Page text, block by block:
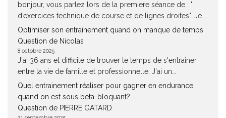
bonjour, vous parlez lors de la premiere séance de : "
d’exercices technique de course et de lignes droites". Je...
Optimiser son entraînement quand on manque de temps
Question de Nicolas
8 octobre 2025
J'ai 36 ans et difficile de trouver le temps de s'entrainer
entre la vie de famille et professionnelle. J'ai un...
Quel entrainement réaliser pour gagner en endurance
quand on est sous béta-bloquant?
Question de PIERRE GATARD